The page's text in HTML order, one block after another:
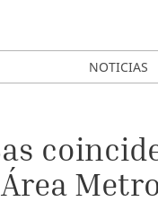
NOTICIAS